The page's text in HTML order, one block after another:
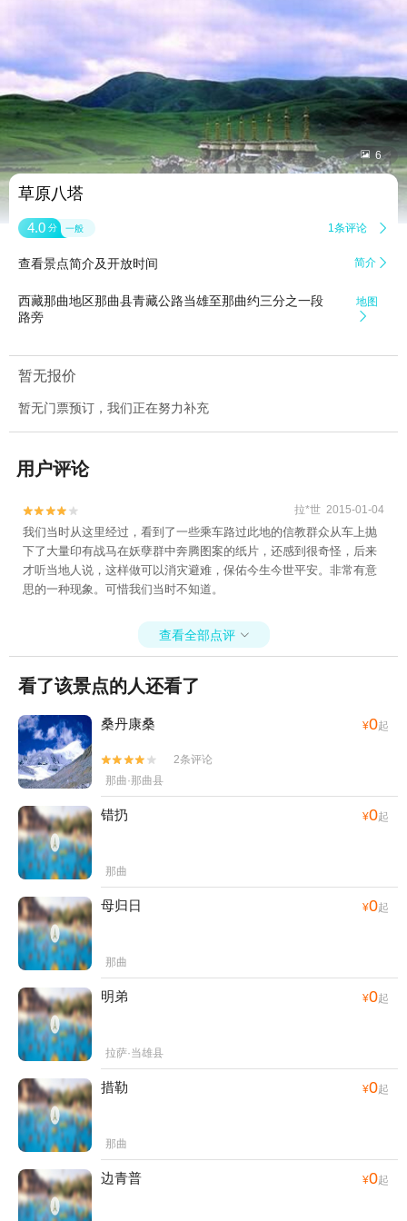
 6
草原八塔
4.0 分 一般 1条评论 
查看景点简介及开放时间 简介 
西藏那曲地区那曲县青藏公路当雄至那曲约三分之一段
路旁
地图

暂无报价
暂无门票预订，我们正在努力补充
用户评论

 拉*世 2015-01-04
我们当时从这里经过，看到了一些乘车路过此地的信教群众从车上抛
下了大量印有战马在妖孽群中奔腾图案的纸片，还感到很奇怪，后来
才听当地人说，这样做可以消灾避难，保佑今生今世平安。非常有意
思的一种现象。可惜我们当时不知道。
查看全部点评 
看了该景点的人还看了
桑丹康桑 ¥0起


2条评论
那曲·那曲县
错扔 ¥0起
那曲
母归日 ¥0起
那曲
明弟 ¥0起
拉萨·当雄县
措勒 ¥0起
那曲
边青普 ¥0起